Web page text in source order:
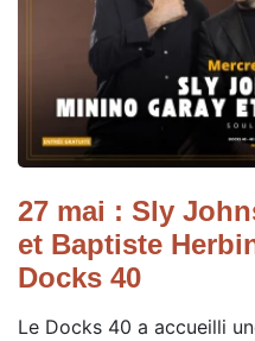
27 mai : Sly
et Baptiste
Docks 40
Le Docks 40 a accueilli